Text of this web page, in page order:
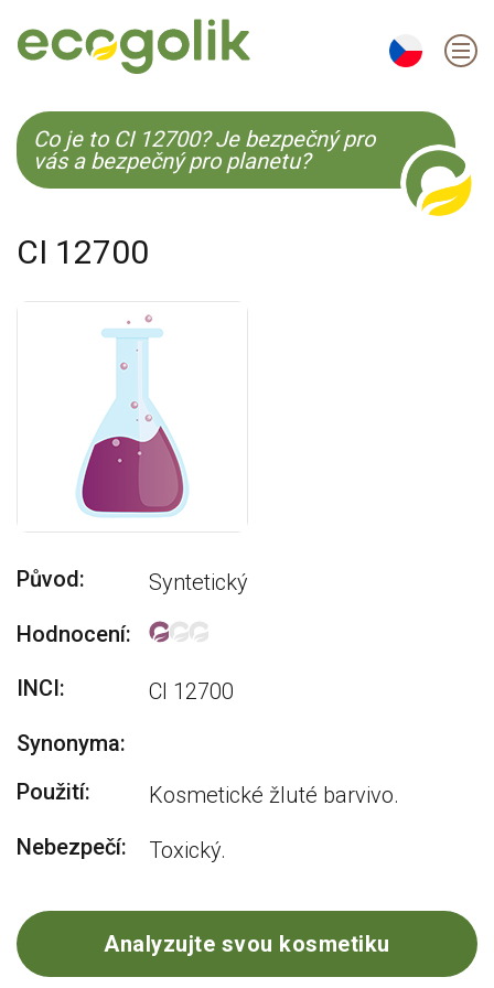
EN ES CS KO
Co je to CI 12700? Je bezpečný pro
vás a bezpečný pro planetu?
CI 12700
Původ:
Syntetický
Hodnocení:
INCI:
CI 12700
Synonyma:
Použití:
Kosmetické žluté barvivo.
Nebezpečí:
Toxický.
Analyzujte svou kosmetiku